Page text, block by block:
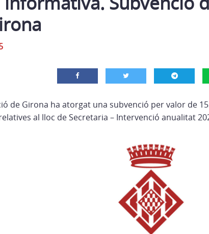
de Girona ha atorgat una subvenció per valor de
al lloc de Secretaria – Intervenció anualitat